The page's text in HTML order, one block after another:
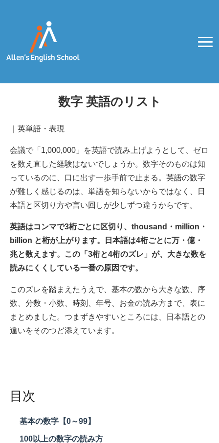
数字 英語のリスト
英単語・表現
会議で「1,000,000」を英語で読み上げようとして、ゼロ
を数え直した経験はないでしょうか。数字そのものは知
っているのに、口に出す一歩手前で止まる。英語の数字
が難しく感じるのは、単語を知らないからではなく、日
本語と区切り方や言い回しが少しずつ違うからです。
英語はコンマで3桁ごとに区切り、thousand・million・
billion と桁が上がります。日本語は4桁ごとに万・億・
兆と数えます。この「3桁と4桁のズレ」が、大きな数を
読みにくくしている一番の原因です。
このズレを踏まえたうえで、基本の数から大きな数、序
数、分数・小数、時刻、年号、お金の読み方まで、表に
まとめました。つまずきやすいところには、日本語との
違いをそのつど添えています。
目次
基本の数字【0～99】
100以上の数字の読み方